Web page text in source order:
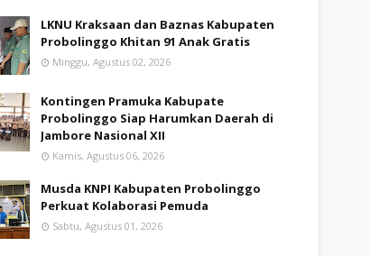
LKNU Kraksaan dan Baznas Kabupaten
Probolinggo Khitan 91 Anak Gratis
Minggu, Agustus 02, 2026
Kontingen Pramuka Kabupate
Probolinggo Siap Harumkan Daerah di
Jambore Nasional XII
Kamis, Agustus 06, 2026
Musda KNPI Kabupaten Probolinggo
Perkuat Kolaborasi Pemuda
Sabtu, Agustus 01, 2026